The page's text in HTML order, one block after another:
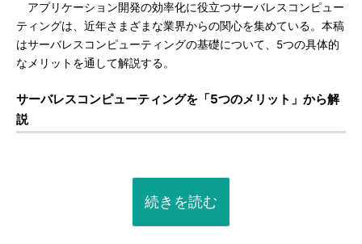
アプリケーション開発の効率化に役立つサーバレスコンピュー
ティングは、近年さまざまな業界からの関心を集めている。本稿
はサーバレスコンピューティングの基礎について、5つの具体的
なメリットを通して解説する。
サーバレスコンピューティングを「5つのメリット」から解
説
続きを読む